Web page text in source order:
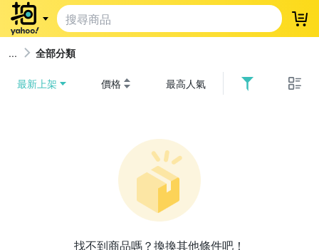
登
全部分類
最新上架 價格 最高人氣
找不到商品嗎？換換其他條件吧！